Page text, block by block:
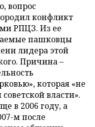
вопрос
конфликт
РПЦЗ. Из ее
пашковцы
лидера этой
Причина –
которая «не
власти».
в 2006 году, а
м после